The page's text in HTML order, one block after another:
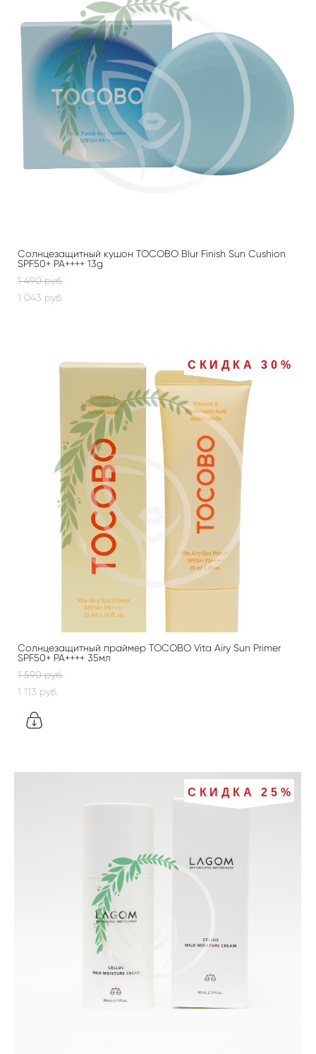
Солнцезащитный кушон TOCOBO Blur Finish Sun Cushion
SPF50+ PA++++ 13g
1 490 pуб.
1 043 pуб.
СКИДКА 30%
Солнцезащитный праймер TOCOBO Vita Airy Sun Primer
SPF50+ PA++++ 35мл
1 590 pуб.
1 113 pуб.
СКИДКА 25%